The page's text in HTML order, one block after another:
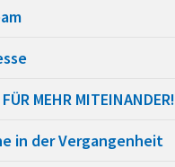
MEHR MITEINANDER!
in der Vergangenheit